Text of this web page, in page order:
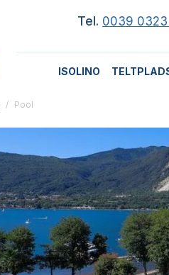
Tel. 0039
ISOLINO
Pool